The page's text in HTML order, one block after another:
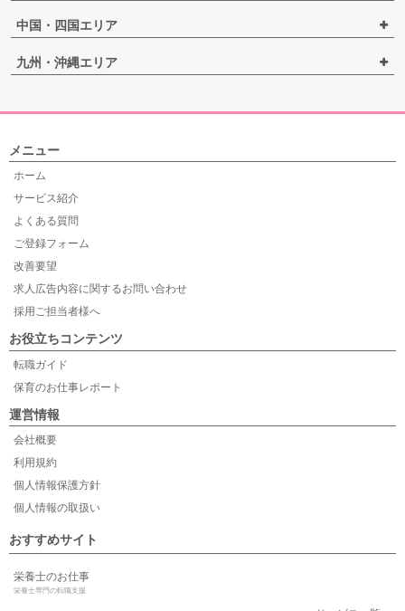
中国・四国エリア
九州・沖縄エリア
メニュー
ホーム
サービス紹介
よくある質問
ご登録フォーム
改善要望
求人広告内容に関するお問い合わせ
採用ご担当者様へ
お役立ちコンテンツ
転職ガイド
保育のお仕事レポート
運営情報
会社概要
利用規約
個人情報保護方針
個人情報の取扱い
おすすめサイト
栄養士のお仕事
栄養士専門の転職支援